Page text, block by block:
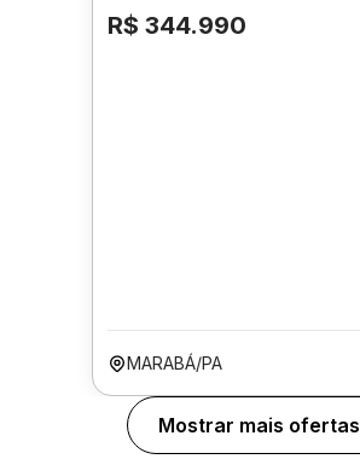
R$ 344.990
MARABÁ/PA
Mostrar mais ofertas